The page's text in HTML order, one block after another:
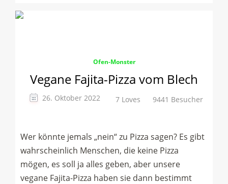
Ofen-Monster
Vegane Fajita-Pizza vom Blech
26. Oktober 2022 7 Loves 9441 Besucher
Wer könnte jemals „nein“ zu Pizza sagen? Es gibt
wahrscheinlich Menschen, die keine Pizza
mögen, es soll ja alles geben, aber unsere
vegane Fajita-Pizza haben sie dann bestimmt